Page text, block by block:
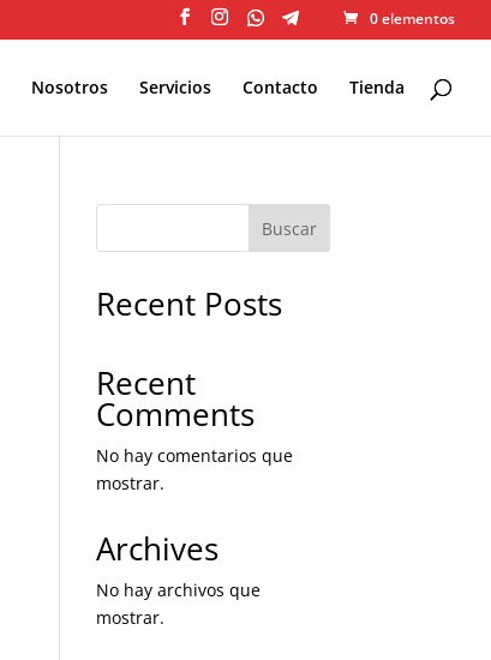
0 elementos
Nosotros Servicios Contacto Tienda
Buscar
Recent Posts
Recent
Comments
No hay comentarios que
mostrar.
Archives
No hay archivos que
mostrar.